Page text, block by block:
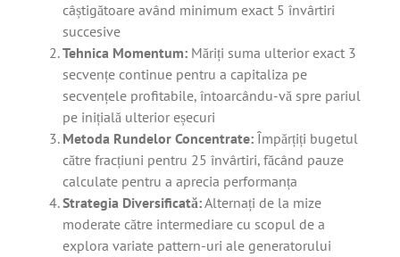
câștigătoare având minimum exact 5 învârtiri
succesive
Tehnica Momentum: Măriți suma ulterior exact 3
secvențe continue pentru a capitaliza pe
secvențele profitabile, întoarcându-vă spre pariul
pe inițială ulterior eșecuri
Metoda Rundelor Concentrate: Împărțiți bugetul
către fracțiuni pentru 25 învârtiri, făcând pauze
calculate pentru a aprecia performanța
Strategia Diversificată:Alternați de la mize
moderate către intermediare cu scopul de a
explora variate pattern-uri ale generatorului